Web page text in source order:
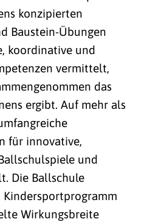
konzipierten
Baustein-Übungen
koordinative und
vermittelt,
das
ergibt. Auf mehr als
für innovative,
und
Die Ballschule
Wirkungsbreite